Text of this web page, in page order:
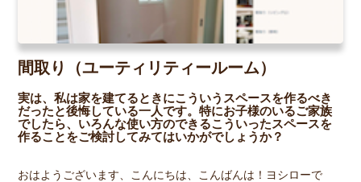
間取り（ユーティリティールーム）
実は、私は家を建てるときにこういうスペースを作るべき
だったと後悔している一人です。特にお子様のいるご家族
でしたら、いろんな使い方のできるこういったスペースを
作ることをご検討してみてはいかがでしょうか？
おはようございます、こんにちは、こんばんは！ヨシローで